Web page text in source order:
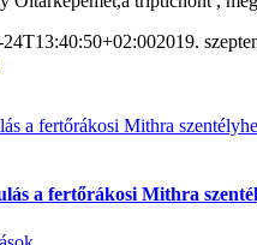
24T13:40:50+02:002019.
a fertőrákosi Mithra
a fertőrákosi Mithra